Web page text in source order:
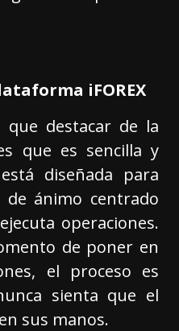
iFOREX
destacar de la
que es sencilla y
diseñada para
ánimo centrado
operaciones.
de poner en
el proceso es
sienta que el
sus manos.